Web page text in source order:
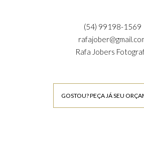
(54) 99198-1569
Rafa Jobers
GOSTOU? PEÇA JÁ SEU